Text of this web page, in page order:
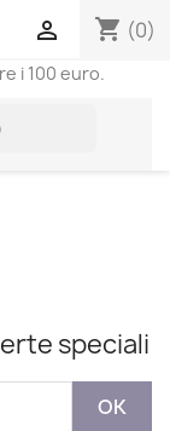
shopping_cart (0)

i 100 euro.
speciali